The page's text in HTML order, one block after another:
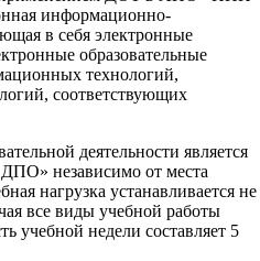
информационно-
в себя электронные
образовательные
технологий,
соответствующих
деятельности является
независимо от места
нагрузка устанавливается не
все виды учебной работы
учебной недели составляет 5